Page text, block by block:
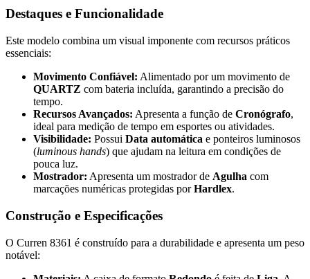
Destaques e Funcionalidade
Este modelo combina um visual imponente com recursos práticos
essenciais:
Movimento Confiável: Alimentado por um movimento de
QUARTZ com bateria incluída, garantindo a precisão do
tempo.
Recursos Avançados: Apresenta a função de Cronógrafo,
ideal para medição de tempo em esportes ou atividades.
Visibilidade: Possui Data automática e ponteiros luminosos
(luminous hands) que ajudam na leitura em condições de
pouca luz.
Mostrador: Apresenta um mostrador de Agulha com
marcações numéricas protegidas porHardlex.
Construção e Especificações
O Curren 8361 é construído para a durabilidade e apresenta um peso
notável: